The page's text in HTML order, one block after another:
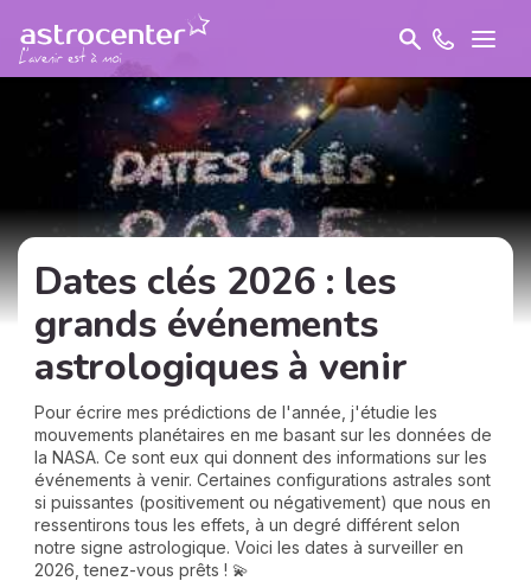
Dates clés 2026 : les
grands événements
astrologiques à venir
Pour écrire mes prédictions de l'année, j'étudie les
mouvements planétaires en me basant sur les données de
la NASA. Ce sont eux qui donnent des informations sur les
événements à venir. Certaines configurations astrales sont
si puissantes (positivement ou négativement) que nous en
ressentirons tous les effets, à un degré différent selon
notre signe astrologique. Voici les dates à surveiller en
2026, tenez-vous prêts ! 💫